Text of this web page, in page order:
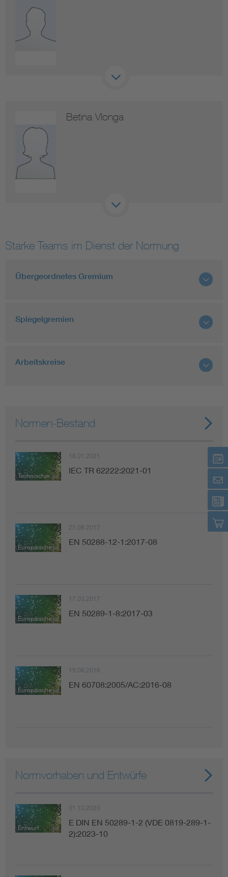
Betina Vlonga
Starke Teams im Dienst der Normung
Übergeordnetes Gremium
Spiegelgremien
Arbeitskreise
Normen-Bestand
Technischer Bericht
18.01.2021
IEC TR 62222:2021-01
Europäische Norm
25.08.2017
EN 50288-12-1:2017-08
Europäische Norm
17.03.2017
EN 50289-1-8:2017-03
Europäische Norm
19.08.2016
EN 60708:2005/AC:2016-08
Normvorhaben und Entwürfe
Entwurf
01.10.2023
E DIN EN 50289-1-2 (VDE 0819-289-1-
2):2023-10